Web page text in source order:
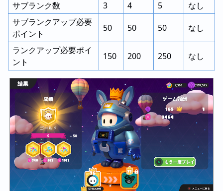
サブランク数 3 4 5
なし
サブランクアップ必要
ポイント
50 50 50 なし
ランクアップ必要ポイ
ント
150 200 250 なし